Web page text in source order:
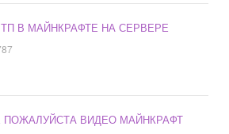
В МАЙНКРАФТЕ НА СЕРВЕРЕ
ПОЖАЛУЙСТА ВИДЕО МАЙНКРАФТ